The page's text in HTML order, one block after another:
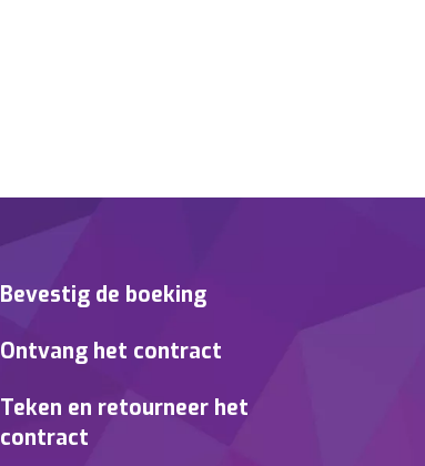
Bevestig de boeking
Ontvang het contract
Teken en retourneer het
contract